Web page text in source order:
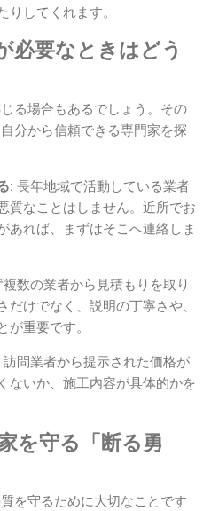
りしてくれます。
必要なときはどう
る場合もあるでしょう。その
分から信頼できる専門家を探
: 長年地域で活動している業者
質なことはしません。近所でお
あれば、まずはそこへ連絡しま
複数の業者から見積もりを取り
だけでなく、説明の丁寧さや、
が重要です。
訪問業者から提示された価格が
ないか、施工内容が具体的かを
を守る「断る勇
を守るために大切なことです